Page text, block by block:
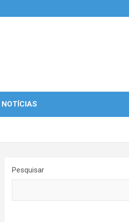
Pesquisar